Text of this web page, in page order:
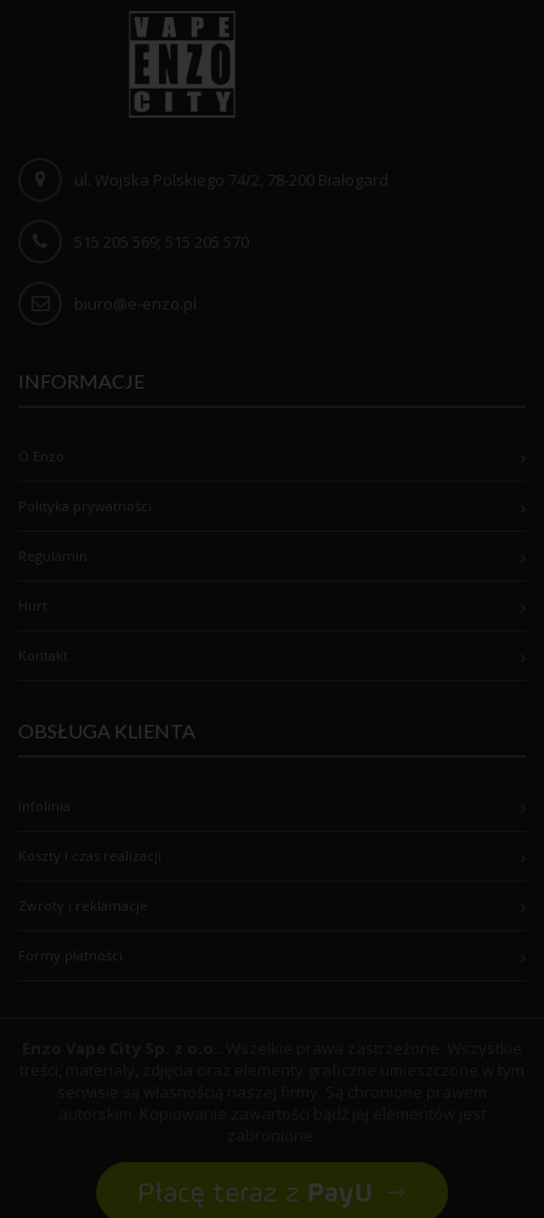
ul. Wojska Polskiego 74/2, 78-200 Białogard
515 205 569; 515 205 570
biuro@e-enzo.pl
INFORMACJE
O Enzo
Polityka prywatności
Regulamin
Hurt
Kontakt
OBSŁUGA KLIENTA
Infolinia
Koszty i czas realizacji
Zwroty i reklamacje
Formy płatności